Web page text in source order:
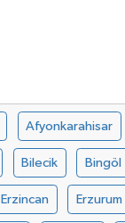
Afyonkarahisar
Bilecik Bingöl
Erzincan Erzurum